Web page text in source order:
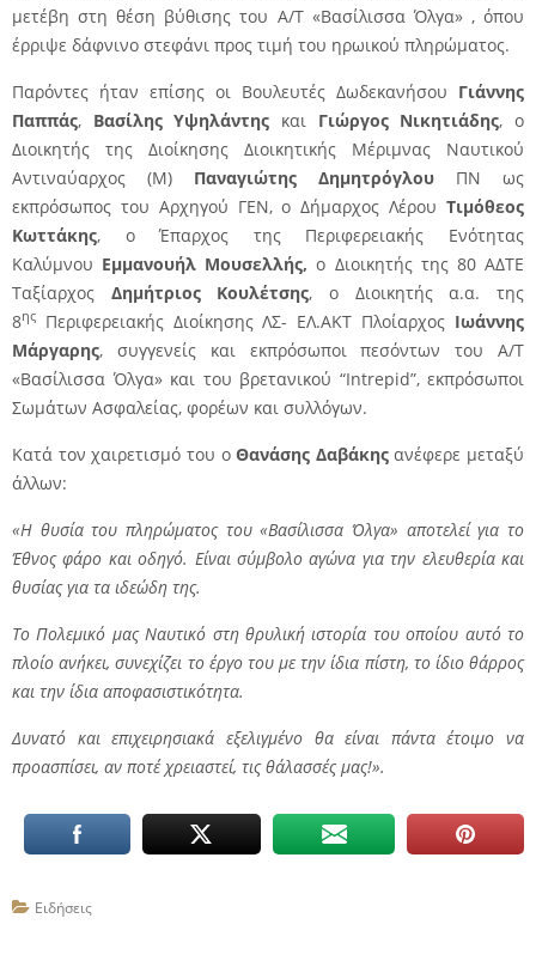
μετέβη στη θέση βύθισης του Α/Τ «Βασίλισσα Όλγα» , όπου
έρριψε δάφνινο στεφάνι προς τιμή του ηρωικού πληρώματος.
Παρόντες ήταν επίσης οι Βουλευτές Δωδεκανήσου Γιάννης
Παππάς, Βασίλης Υψηλάντης και Γιώργος Νικητιάδης, ο
Διοικητής της Διοίκησης Διοικητικής Μέριμνας Ναυτικού
Αντιναύαρχος (Μ) Παναγιώτης Δημητρόγλου ΠΝ ως
εκπρόσωπος του Αρχηγού ΓΕΝ, ο Δήμαρχος Λέρου Τιμόθεος
Κωττάκης, ο Έπαρχος της Περιφερειακής Ενότητας
Καλύμνου Εμμανουήλ Μουσελλής,ο Διοικητής της 80 ΑΔΤΕ
Ταξίαρχος Δημήτριος Κουλέτσης, ο Διοικητής α.α. της
8ης Περιφερειακής Διοίκησης ΛΣ- ΕΛ.ΑΚΤ Πλοίαρχος Ιωάννης
Μάργαρης, συγγενείς και εκπρόσωποι πεσόντων του Α/Τ
«Βασίλισσα Όλγα» και του βρετανικού “Intrepid”, εκπρόσωποι
Σωμάτων Ασφαλείας, φορέων και συλλόγων.
Κατά τον χαιρετισμό του οΘανάσης Δαβάκηςανέφερε μεταξύ
άλλων:
«Η θυσία του πληρώματος του «Βασίλισσα Όλγα» αποτελεί για το
Έθνος φάρο και οδηγό. Είναι σύμβολο αγώνα για την ελευθερία και
θυσίας για τα ιδεώδη της.
Το Πολεμικό μας Ναυτικό στη θρυλική ιστορία του οποίου αυτό το
πλοίο ανήκει, συνεχίζει το έργο του με την ίδια πίστη, το ίδιο θάρρος
και την ίδια αποφασιστικότητα.
Δυνατό και επιχειρησιακά εξελιγμένο θα είναι πάντα έτοιμο να
προασπίσει, αν ποτέ χρειαστεί, τις θάλασσές μας!».
Ειδήσεις